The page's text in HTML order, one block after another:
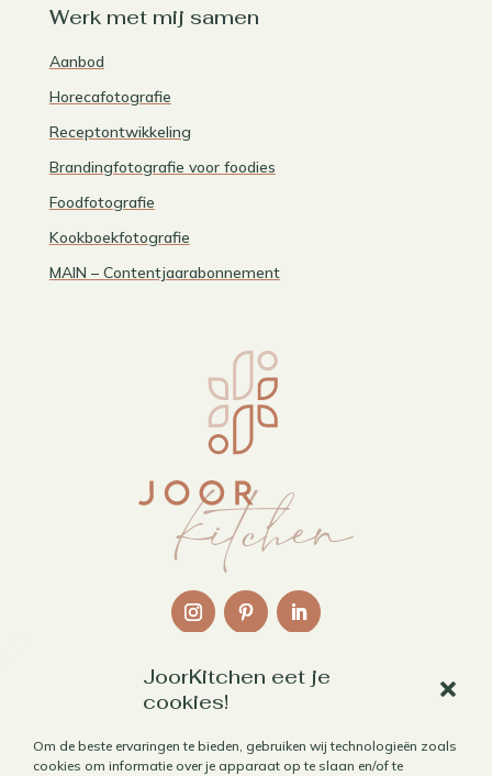
JoorKitchen eet je
cookies!
Om de beste ervaringen te bieden, gebruiken wij technologieën zoals
cookies om informatie over je apparaat op te slaan en/of te
Werk met mij samen
Aanbod
Horecafotografie
Receptontwikkeling
Brandingfotografie voor foodies
Foodfotografie
Kookboekfotografie
MAIN – Contentjaarabonnement
Contact